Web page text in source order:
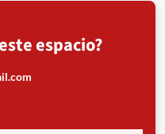
espacio?